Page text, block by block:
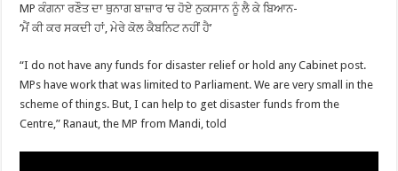
MP ਕੰਗਨਾ ਰਣੌਤ ਦਾ ਥੁਨਾਗ ਬਾਜ਼ਾਰ ‘ਚ ਹੋਏ ਨੁਕਸਾਨ ਨੂੰ ਲੈ ਕੇ ਬਿਆਨ-
‘ਮੈਂ ਕੀ ਕਰ ਸਕਦੀ ਹਾਂ, ਮੇਰੇ ਕੋਲ ਕੈਬਨਿਟ ਨਹੀਂ ਹੈ’
“I do not have any funds for disaster relief or hold any Cabinet post.
MPs have work that was limited to Parliament. We are very small in the
scheme of things. But, I can help to get disaster funds from the
Centre,” Ranaut, the MP from Mandi, told